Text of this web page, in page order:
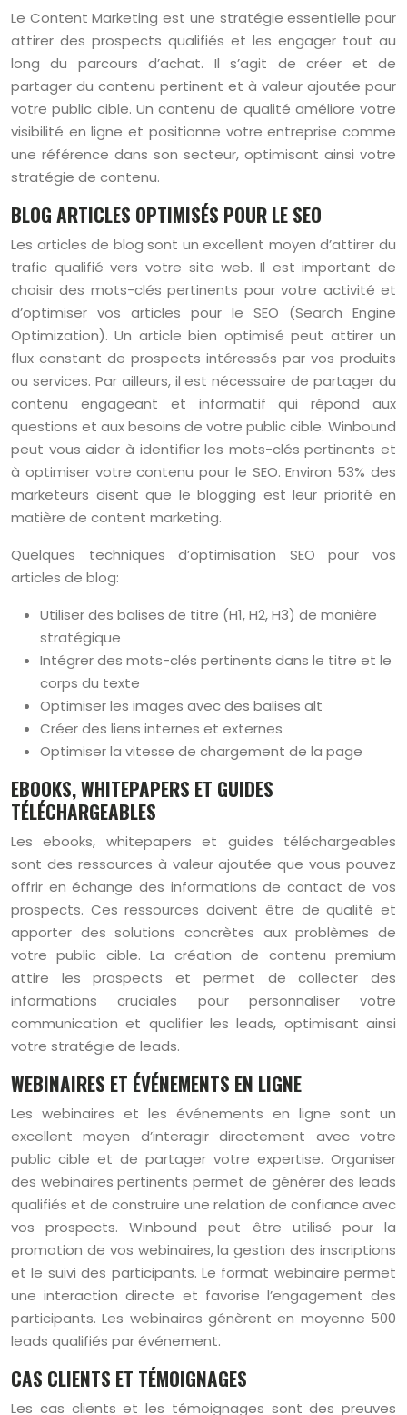
Le Content Marketing est une stratégie essentielle pour
attirer des prospects qualifiés et les engager tout au
long du parcours d’achat. Il s’agit de créer et de
partager du contenu pertinent et à valeur ajoutée pour
votre public cible. Un contenu de qualité améliore votre
visibilité en ligne et positionne votre entreprise comme
une référence dans son secteur, optimisant ainsi votre
stratégie de contenu.
BLOG ARTICLES OPTIMISÉS POUR LE SEO
Les articles de blog sont un excellent moyen d’attirer du
trafic qualifié vers votre site web. Il est important de
choisir des mots-clés pertinents pour votre activité et
d’optimiser vos articles pour le SEO (Search Engine
Optimization). Un article bien optimisé peut attirer un
flux constant de prospects intéressés par vos produits
ou services. Par ailleurs, il est nécessaire de partager du
contenu engageant et informatif qui répond aux
questions et aux besoins de votre public cible. Winbound
peut vous aider à identifier les mots-clés pertinents et
à optimiser votre contenu pour le SEO. Environ 53% des
marketeurs disent que le blogging est leur priorité en
matière de content marketing.
Quelques techniques d’optimisation SEO pour vos
articles de blog:
Utiliser des balises de titre (H1, H2, H3) de manière
stratégique
Intégrer des mots-clés pertinents dans le titre et le
corps du texte
Optimiser les images avec des balises alt
Créer des liens internes et externes
Optimiser la vitesse de chargement de la page
EBOOKS, WHITEPAPERS ET GUIDES
TÉLÉCHARGEABLES
Les ebooks, whitepapers et guides téléchargeables
sont des ressources à valeur ajoutée que vous pouvez
offrir en échange des informations de contact de vos
prospects. Ces ressources doivent être de qualité et
apporter des solutions concrètes aux problèmes de
votre public cible. La création de contenu premium
attire les prospects et permet de collecter des
informations cruciales pour personnaliser votre
communication et qualifier les leads, optimisant ainsi
votre stratégie de leads.
WEBINAIRES ET ÉVÉNEMENTS EN LIGNE
Les webinaires et les événements en ligne sont un
excellent moyen d’interagir directement avec votre
public cible et de partager votre expertise. Organiser
des webinaires pertinents permet de générer des leads
qualifiés et de construire une relation de confiance avec
vos prospects. Winbound peut être utilisé pour la
promotion de vos webinaires, la gestion des inscriptions
et le suivi des participants. Le format webinaire permet
une interaction directe et favorise l’engagement des
participants. Les webinaires génèrent en moyenne 500
leads qualifiés par événement.
CAS CLIENTS ET TÉMOIGNAGES
Les cas clients et les témoignages sont des preuves